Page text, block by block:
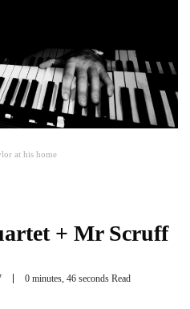
at his home
+ Mr Scruff
0 minutes, 46 seconds Read